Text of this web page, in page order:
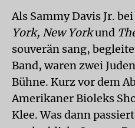
Als Sammy Davis Jr.
York, New Yorkund
souverän sang,
Band, waren zwei
Bühne. Kurz vor dem
Amerikaner Bioleks
Klee. Was dann